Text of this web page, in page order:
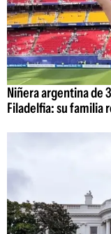
Niñera argentina de
Filadelfia: su familia